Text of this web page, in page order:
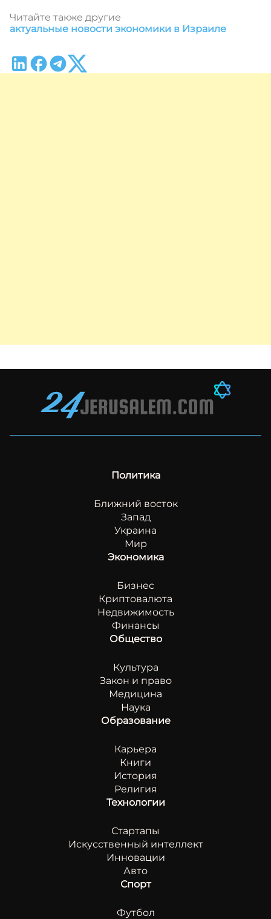
Читайте также другие
актуальные новости экономики в Израиле
Политика
Ближний восток
Запад
Украина
Мир
Экономика
Бизнес
Криптовалюта
Недвижимость
Финансы
Общество
Культура
Закон и право
Медицина
Наука
Образование
Карьера
Книги
История
Религия
Технологии
Стартапы
Искусственный интеллект
Инновации
Авто
Спорт
Футбол